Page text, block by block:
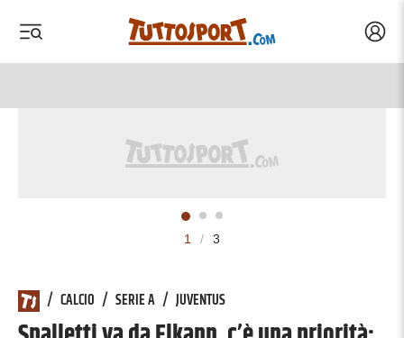
1 / 3
/ CALCIO / SERIE A / JUVENTUS